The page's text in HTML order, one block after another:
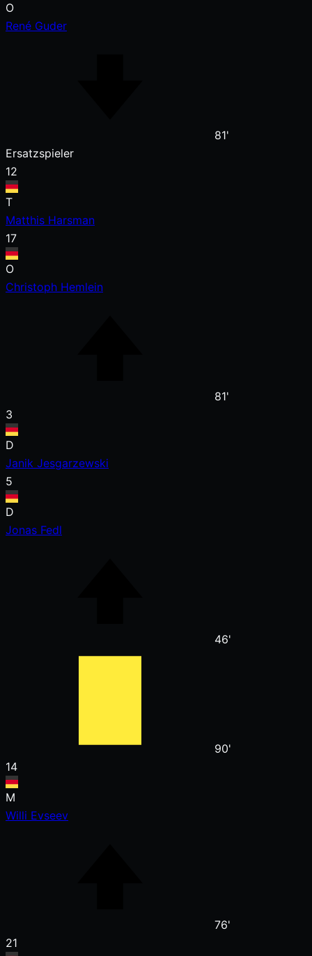
O
René Guder
81'
Ersatzspieler
12
T
Matthis Harsman
17
O
Christoph Hemlein
81'
3
D
Janik Jesgarzewski
5
D
Jonas Fedl
46'
90'
14
M
Willi Evseev
76'
21